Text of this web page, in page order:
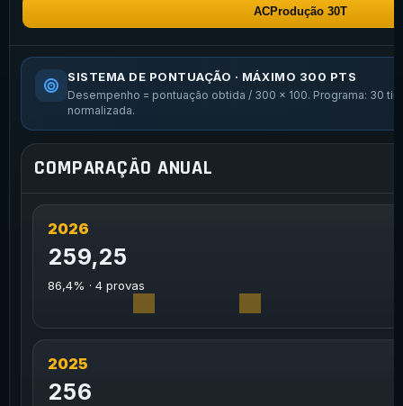
ACProdução 30T
SISTEMA DE PONTUAÇÃO · MÁXIMO 300 PTS
Desempenho = pontuação obtida / 300 x 100. Programa: 30
normalizada.
COMPARAÇÃO ANUAL
2026
259,25
86,4% · 4 provas
2025
256